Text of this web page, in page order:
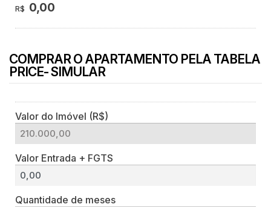
R$ 0,00
COMPRAR O APARTAMENTO PELA TABELA
PRICE- SIMULAR
Valor do Imóvel (R$)
Valor Entrada + FGTS
Quantidade de meses